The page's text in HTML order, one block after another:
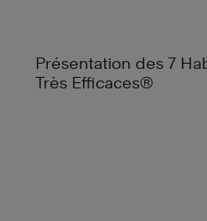
Présentation des 7
Très Efficaces®